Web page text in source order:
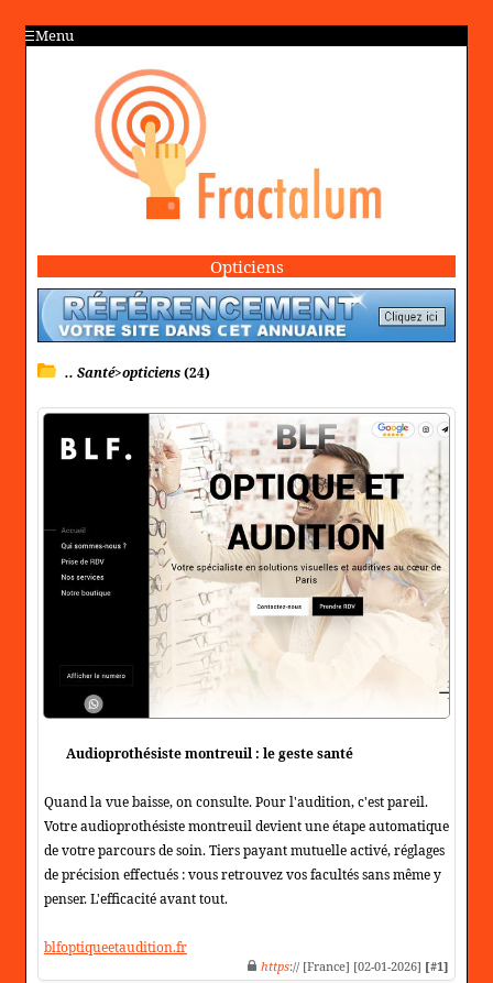
Menu
Opticiens
.. Santé>opticiens(24)
Audioprothésiste montreuil : le geste santé
Quand la vue baisse, on consulte. Pour l'audition, c'est pareil.
Votre audioprothésiste montreuil devient une étape automatique
de votre parcours de soin. Tiers payant mutuelle activé, réglages
de précision effectués : vous retrouvez vos facultés sans même y
penser. L'efficacité avant tout.
blfoptiqueetaudition.fr
https:// [France] [02-01-2026] [#1]